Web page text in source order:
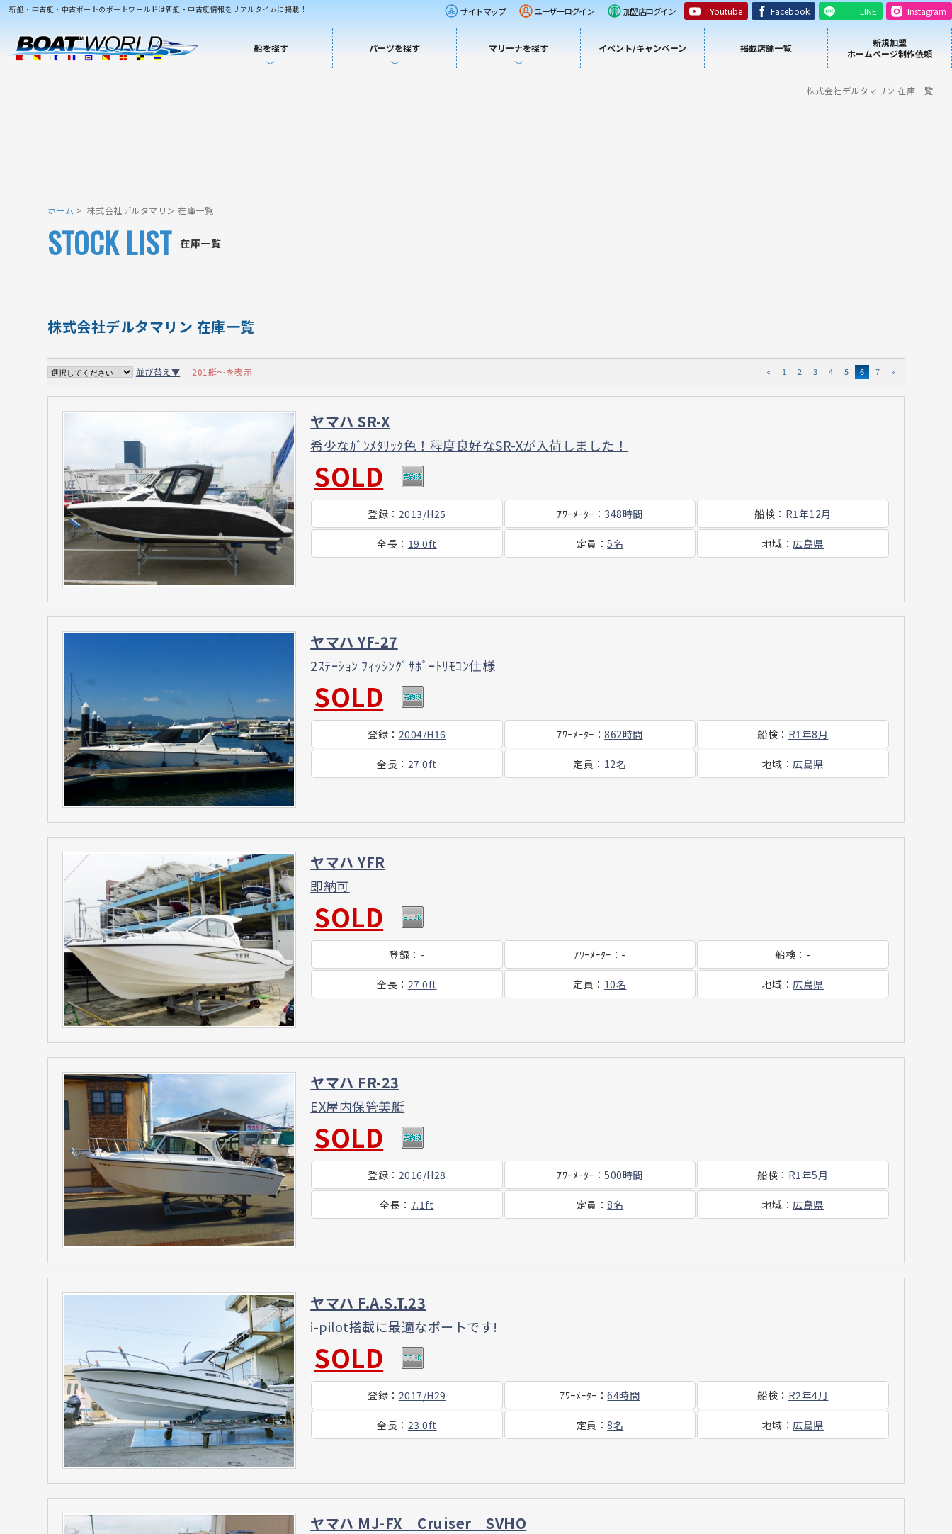
新艇・中古艇・中古ボートのボートワールドは新艇・中古艇情報をリアルタイムに掲載！ サイトマップ ユーザーログイン 加盟店ログイン Youtube Facebook LINE Instagram
船を探す パーツを探す マリーナを探す イベント/キャンペーン 掲載店舗一覧
新規加盟
ホームページ制作依頼
株式会社デルタマリン 在庫一覧
ホーム 株式会社デルタマリン 在庫一覧
在庫一覧
STOCK LIST
株式会社デルタマリン 在庫一覧
並び替え▼ 201艇～を表示 « 1 2 3 4 5 6 7 »
ヤマハ SR-X
希少なｶﾞﾝﾒﾀﾘｯｸ色！程度良好なSR-Xが入荷しました！
SOLD
登録 ： 2013/H25 ｱﾜｰﾒｰﾀｰ ： 348時間 船検 ： R1年12月
全長 ： 19.0ft 定員 ：5名 地域 ： 広島県
ヤマハ YF-27
2ｽﾃｰｼｮﾝ ﾌｨｯｼﾝｸﾞｻﾎﾟｰﾄﾘﾓｺﾝ仕様
SOLD
登録 ： 2004/H16 ｱﾜｰﾒｰﾀｰ ：862時間 船検 ： R1年8月
全長 ： 27.0ft 定員 ： 12名 地域 ： 広島県
ヤマハ YFR
即納可
SOLD
登録 ： - ｱﾜｰﾒｰﾀｰ ： - 船検 ： -
全長 ： 27.0ft 定員 ： 10名 地域 ： 広島県
ヤマハ FR-23
EX屋内保管美艇
SOLD
登録 ： 2016/H28 ｱﾜｰﾒｰﾀｰ ：500時間 船検 ： R1年5月
全長 ： 7.1ft 定員 ：8名 地域 ： 広島県
ヤマハ F.A.S.T.23
i-pilot搭載に最適なボートです!
SOLD
登録 ： 2017/H29 ｱﾜｰﾒｰﾀｰ ：64時間 船検 ： R2年4月
全長 ： 23.0ft 定員 ：8名 地域 ： 広島県
ヤマハ MJ-FX Cruiser SVHO